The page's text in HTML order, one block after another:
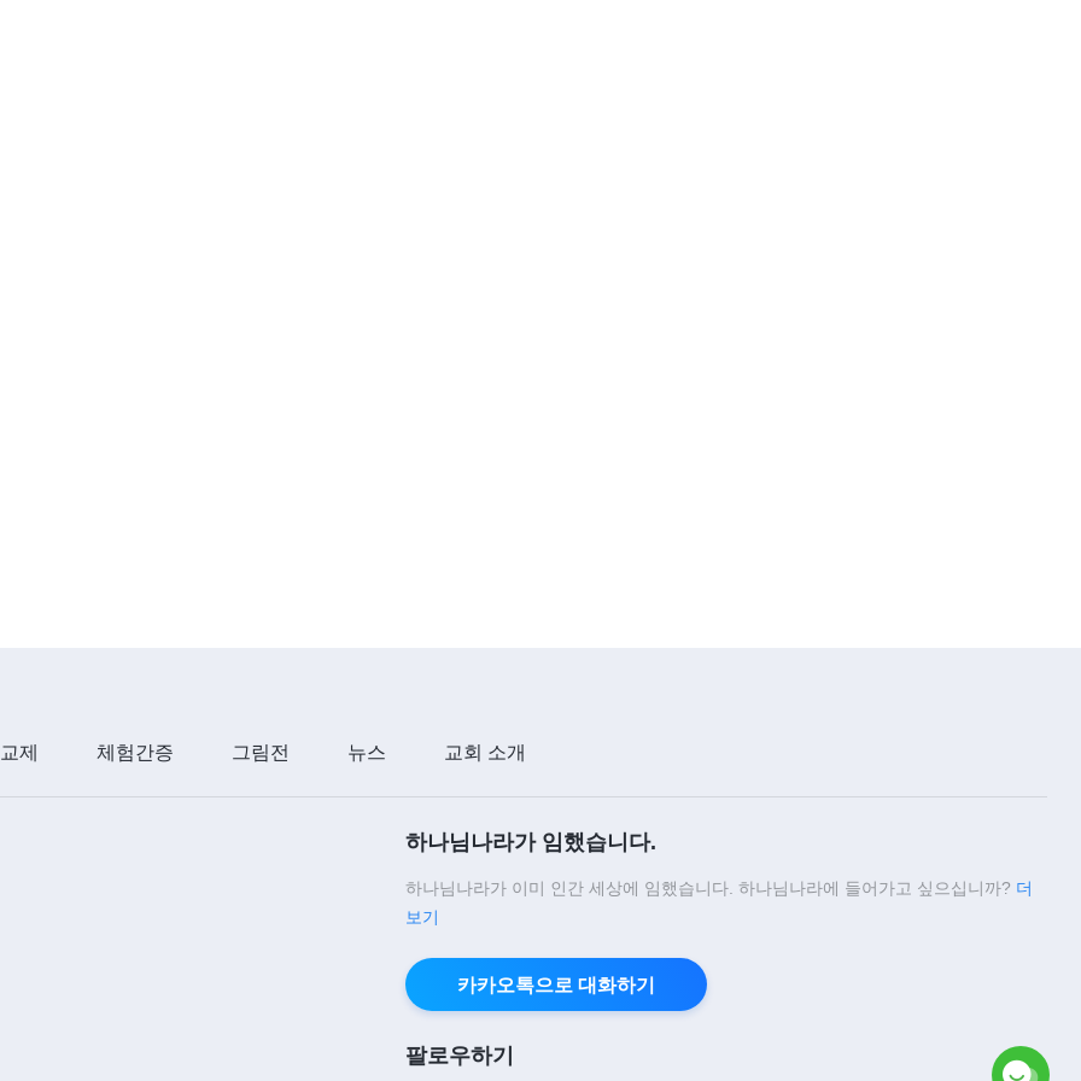
가기 | 발췌문 39
제 체험간증 그림전 뉴스 교회 소개
하나님나라가 임했습니다.
하나님나라가 이미 인간 세상에 임했습니다. 하나님나라에 들어가고 싶으십니까? 더
보기
카카오톡으로 대화하기
팔로우하기